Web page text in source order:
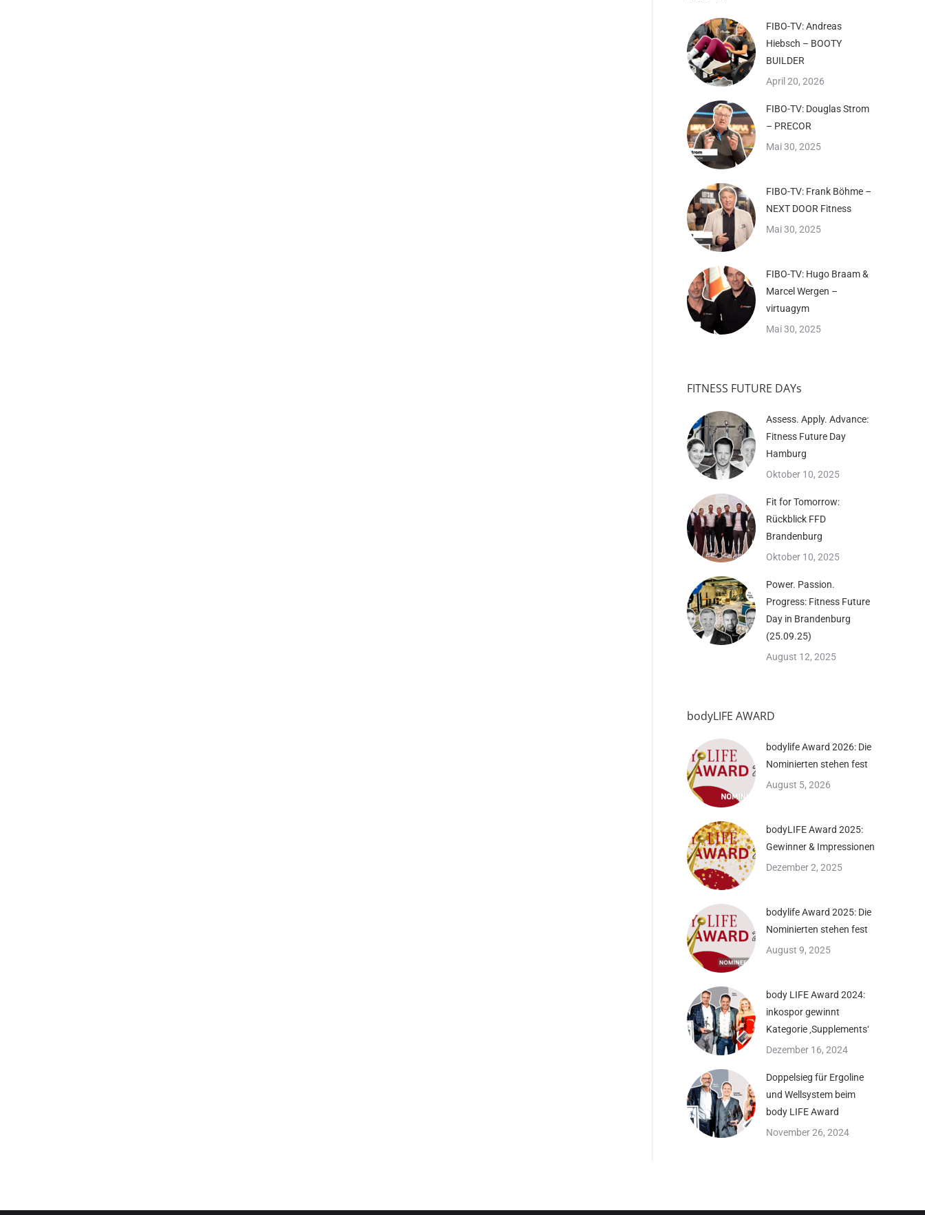
FIBO-TV: Andreas
Hiebsch – BOOTY
BUILDER
April 20, 2026
FIBO-TV: Douglas Strom
– PRECOR
Mai 30, 2025
FIBO-TV: Frank Böhme –
NEXT DOOR Fitness
Mai 30, 2025
FIBO-TV: Hugo Braam &
Marcel Wergen –
virtuagym
Mai 30, 2025
FITNESS FUTURE DAYs
Assess. Apply. Advance:
Fitness Future Day
Hamburg
Oktober 10, 2025
Fit for Tomorrow:
Rückblick FFD
Brandenburg
Oktober 10, 2025
Power. Passion.
Progress: Fitness Future
Day in Brandenburg
(25.09.25)
August 12, 2025
bodyLIFE AWARD
bodylife Award 2026: Die
Nominierten stehen fest
August 5, 2026
bodyLIFE Award 2025:
Gewinner & Impressionen
Dezember 2, 2025
bodylife Award 2025: Die
Nominierten stehen fest
August 9, 2025
body LIFE Award 2024:
inkospor gewinnt
Kategorie ‚Supplements‘
Dezember 16, 2024
Doppelsieg für Ergoline
und Wellsystem beim
body LIFE Award
November 26, 2024